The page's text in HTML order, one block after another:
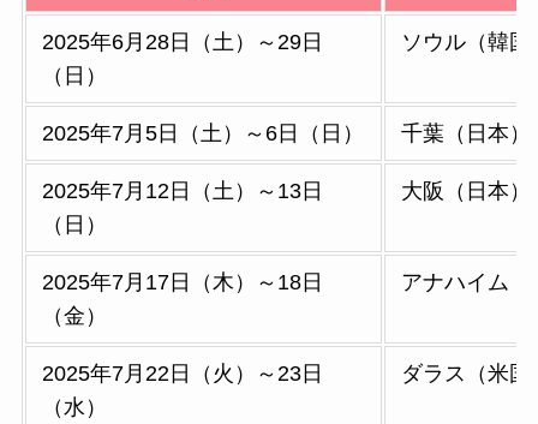
2025年6月28日（土）～29日
（日）
ソウル（韓国
2025年7月5日（土）～6日（日） 千葉（日本）
2025年7月12日（土）～13日
（日）
大阪（日本）
2025年7月17日（木）～18日
（金）
アナハイム（
2025年7月22日（火）～23日
（水）
ダラス（米国